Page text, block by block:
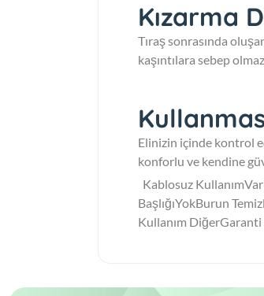
Kızarma
Tıraş sonrasında
kaşıntılara sebep
Elinizin içinde kontrol
konforlu ve kendine
Kablosuz
BaşlığıYokBurun
Kullanım DiğerGaranti